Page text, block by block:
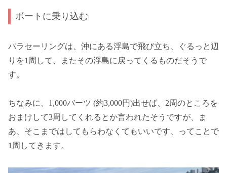
ボートに乗り込む
パラセーリングは、沖にある浮島で飛び立ち、ぐるっと辺
りを1周して、またその浮島に戻ってくるものだそうで
す。
ちなみに、1,000バーツ (約3,000円)出せば、2周のところを
おまけして3周してくれるとか言われたそうですが、ま
あ、そこまではしてもらわなくてもいいです、ってことで
1周してきます。